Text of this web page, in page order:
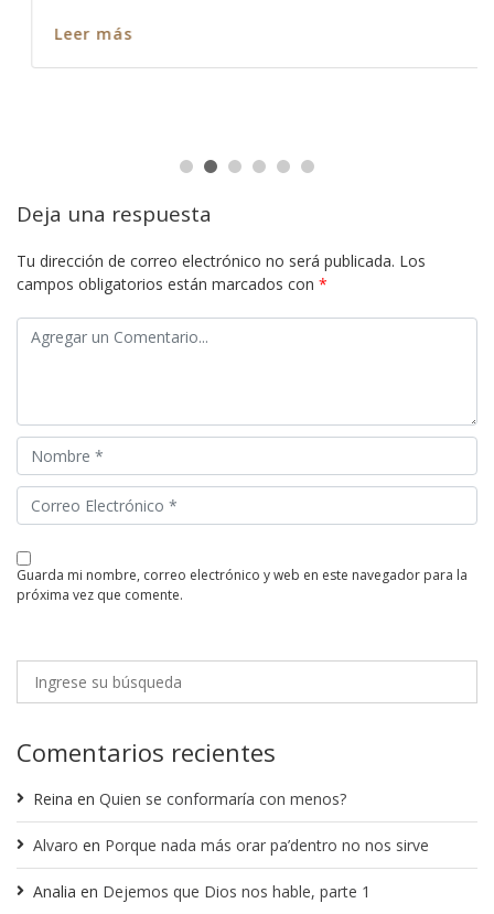
Leer más
Deja una respuesta
Tu dirección de correo electrónico no será publicada. Los
campos obligatorios están marcados con *
guarda mi nombre, correo electrónico y web en este navegador para la
próxima vez que comente.
Comentarios recientes
Reina en Quien se conformaría con menos?
Alvaro en Porque nada más orar pa’dentro no nos sirve
Analia en Dejemos que Dios nos hable, parte 1